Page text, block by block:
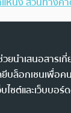
ยนำเสนอสารเ
บล็อกเชนเพื่อค
ซต์และเว็บบอร์